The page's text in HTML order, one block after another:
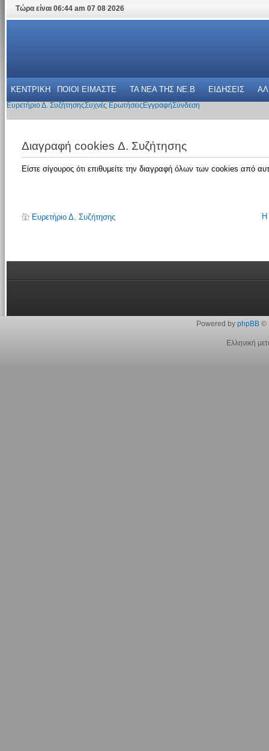
Τώρα είναι 06:44 am 07 08 2026
ΚΕΝΤΡΙΚΗ ΠΟΙΟΙ ΕΙΜΑΣΤΕ ΤΑ ΝΕΑ THΣ NE.B ΕΙΔΗΣΕΙΣ
Ευρετήριο Δ. ΣυζήτησηςΣυχνές Ερωτήσεις ΕγγραφήΣύνδεση
Διαγραφή cookies Δ. Συζήτησης
Είστε σίγουρος ότι επιθυμείτε την διαγραφή όλων των cookies από
Ευρετήριο Δ. Συζήτησης Η
Powered by phpBB©
Ελληνική